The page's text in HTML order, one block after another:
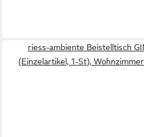
riess-ambiente Beistelltisch
(Einzelartikel, 1-St), Wohnzimmer